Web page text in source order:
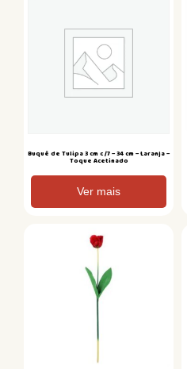
Buquê de Tulipa 3 cm c /7 – 34 cm – Laranja –
Toque Acetinado
Ver mais